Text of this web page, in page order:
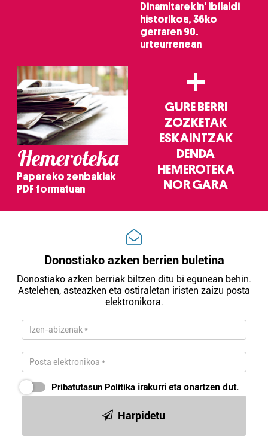
Dinamitarekin' ibilaldi
historikoa, 36ko
gerraren 90.
urteurrenean
Hemeroteka
Papereko zenbakiak
PDF formatuan
+
GURE BERRI
ZOZKETAK
ESKAINTZAK
DENDA
HEMEROTEKA
NOR GARA
Donostiako azken berrien buletina
Donostiako azken berriak biltzen ditu bi egunean behin.
Astelehen, asteazken eta ostiraletan iristen zaizu posta
elektronikora.
Pribatutasun Politika irakurri eta onartzen dut.
Harpidetu